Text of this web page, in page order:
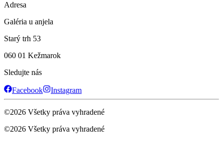
Adresa
Galéria u anjela
Starý trh 53
060 01 Kežmarok
Sledujte nás
Facebook Instagram
©2026 Všetky práva vyhradené
©2026 Všetky práva vyhradené